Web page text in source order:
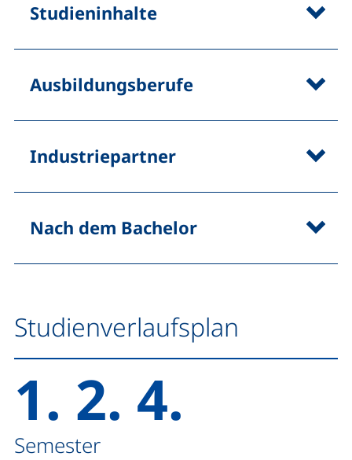
Studieninhalte
Ausbildungsberufe
Industriepartner
Nach dem Bachelor
Studienverlaufsplan
1. 2. 4.
Semester